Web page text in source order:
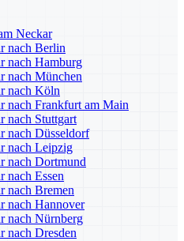
Neckar
nach Berlin
nach Hamburg
nach München
nach Köln
nach Frankfurt am Main
nach Stuttgart
nach Düsseldorf
nach Leipzig
nach Dortmund
nach Essen
nach Bremen
nach Hannover
nach Nürnberg
nach Dresden